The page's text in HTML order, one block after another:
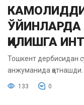
ҚИЛИШГА
Тошкент дербисидан
анжуманида қатнашди.
133 0